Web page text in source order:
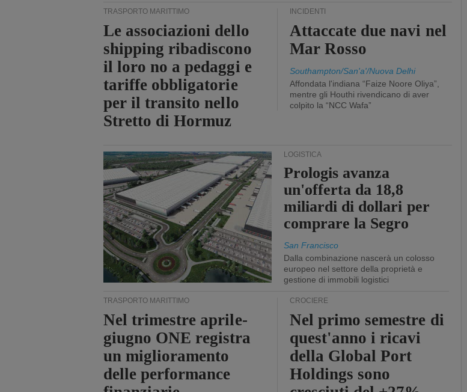
TRASPORTO MARITTIMO
Le associazioni dello
shipping ribadiscono
il loro no a pedaggi e
tariffe obbligatorie
per il transito nello
Stretto di Hormuz
INCIDENTI
Attaccate due navi nel
Mar Rosso
Southampton/San'a'/Nuova Delhi
Affondata l'indiana “Faize Noore Oliya”,
mentre gli Houthi rivendicano di aver
colpito la “NCC Wafa”
LOGISTICA
Prologis avanza
un'offerta da 18,8
miliardi di dollari per
comprare la Segro
San Francisco
Dalla combinazione nascerà un colosso
europeo nel settore della proprietà e
gestione di immobili logistici
TRASPORTO MARITTIMO
Nel trimestre aprile-
giugno ONE registra
un miglioramento
delle performance
CROCIERE
Nel primo semestre di
quest'anno i ricavi
della Global Port
Holdings sono